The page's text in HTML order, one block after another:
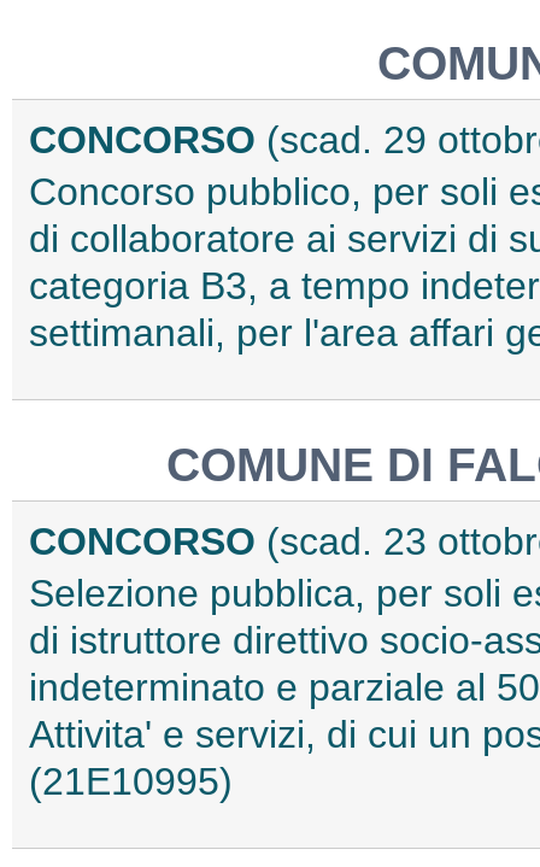
CONCORSO (scad. 29
Concorso pubblico, per soli
di collaboratore ai servizi di
categoria B3, a tempo
settimanali, per l'area affari
COMUNE DI
CONCORSO (scad. 23
Selezione pubblica, per soli
di istruttore direttivo socio-
indeterminato e parziale al
Attivita' e servizi, di cui un
(21E10995)